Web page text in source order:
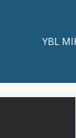
Main
YBL